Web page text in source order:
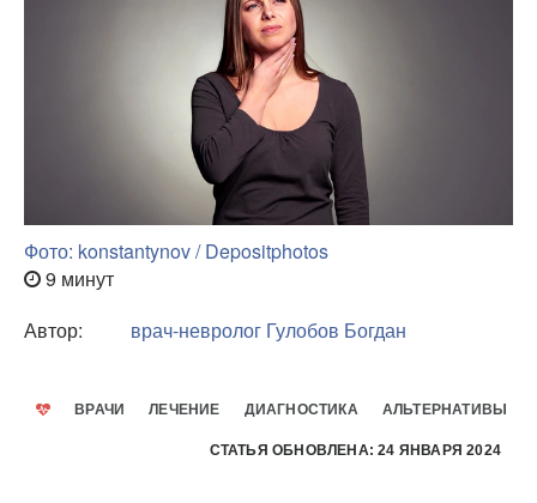
Фото: konstantynov / Depositphotos
9 минут
Автор:
врач-невролог Гулобов Богдан
ВРАЧИ ЛЕЧЕНИЕ ДИАГНОСТИКА АЛЬТЕРНАТИВЫ
СТАТЬЯ ОБНОВЛЕНА: 24 ЯНВАРЯ 2024